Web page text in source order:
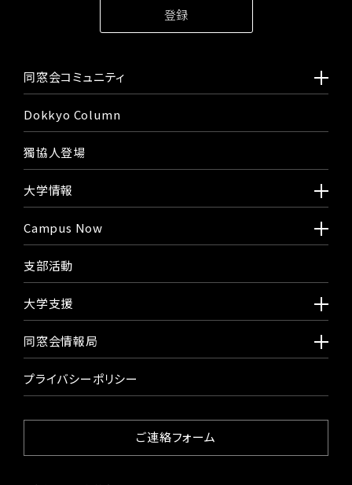
同窓会コミュニティ
Dokkyo Column
獨協人登場
大学情報
Campus Now
支部活動
大学支援
同窓会情報局
プライバシーポリシー
ご連絡フォーム